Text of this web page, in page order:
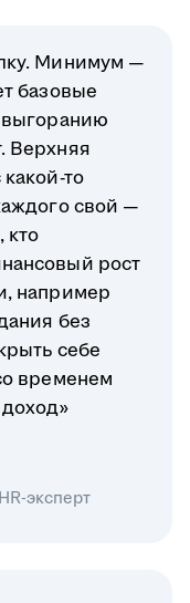
Минимум —
базовые
выгоранию
Верхняя
то
свой —
кто
рост
например
без
себе
временем
эксперт